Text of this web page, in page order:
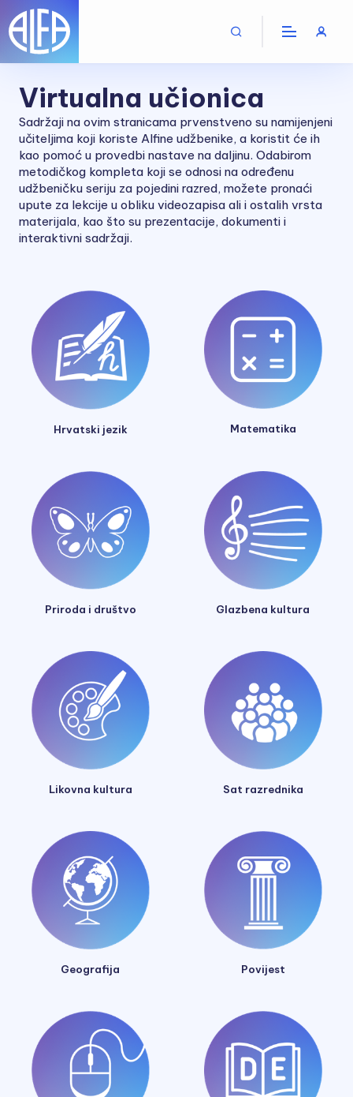
Virtualna učionica
Sadržaji na ovim stranicama prvenstveno su namijenjeni
učiteljima koji koriste Alfine udžbenike, a koristit će ih
kao pomoć u provedbi nastave na daljinu. Odabirom
metodičkog kompleta koji se odnosi na određenu
udžbeničku seriju za pojedini razred, možete pronaći
upute za lekcije u obliku videozapisa ali i ostalih vrsta
materijala, kao što su prezentacije, dokumenti i
interaktivni sadržaji.
Hrvatski jezik Matematika
Priroda i društvo Glazbena kultura
Likovna kultura Sat razrednika
Geografija Povijest